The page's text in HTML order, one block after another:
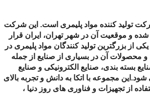
تولید کننده مواد پلیمری است. این شرکت
تأسیس شده و موقعیت آن در شهر تهران، ایران قرار
از بزرگترین تولید کنندگان مواد پلیمری در
محصولات آن در بسیاری از صنایع از جمله
بسته بندی، صنایع الکترونیکی و صنایع
شود. این مجموعه با اتکا به دانش و تجربه بالای
از تجهیزات و فناوری های روز دنیا ،